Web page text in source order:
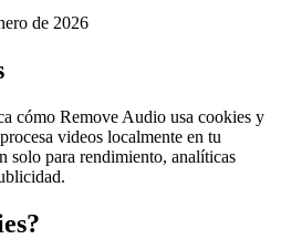
de 2026
cómo Remove Audio usa cookies y
videos localmente en tu
solo para rendimiento, analíticas